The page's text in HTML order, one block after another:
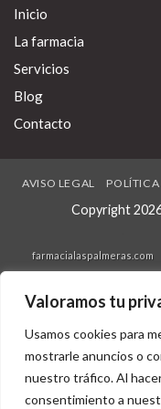
Valoramos tu
Usamos cookies para
mostrarle anuncios o
nuestro tráfico. Al
consentimiento a
cymbalta dulotex nixenca
desnaturalizado dél
Recent posts:
https://
www.euromedicine.eu
generic-canada/
xenical alli beacita
https://www.humboldt-
farmacialaspalmeras.com
http://www.tv1.dk/
https://
comprar zoloft altisben
Inicio
La farmacia
Servicios
Blog
Contacto
AVISO LEGAL
Copyright